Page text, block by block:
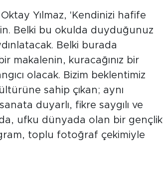
Yılmaz, 'Kendinizi hafife
Belki bu okulda duyduğunuz
Belki burada
makalenin, kuracağınız bir
olacak. Bizim beklentimiz
sahip çıkan; aynı
duyarlı, fikre saygılı ve
ufku dünyada olan bir gençlik
toplu fotoğraf çekimiyle